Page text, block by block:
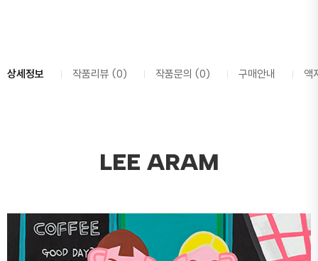
상세정보 작품리뷰 (0) 작품문의 (0) 구매안내 액
LEE ARAM